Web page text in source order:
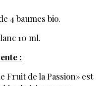
4 baumes bio.
10 ml.
:
Fruit de la Passion» est